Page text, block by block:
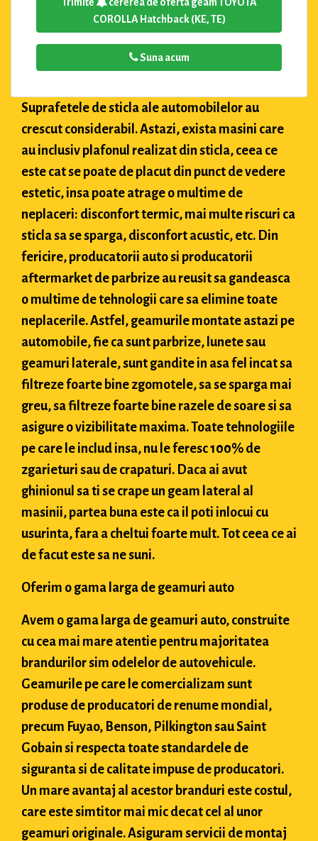
COROLLA Hatchback (KE, TE)
Suna acum
Suprafetele de sticla ale automobilelor au
crescut considerabil. Astazi, exista masini care
au inclusiv plafonul realizat din sticla, ceea ce
este cat se poate de placut din punct de vedere
estetic, insa poate atrage o multime de
neplaceri: disconfort termic, mai multe riscuri ca
sticla sa se sparga, disconfort acustic, etc. Din
fericire, producatorii auto si producatorii
aftermarket de parbrize au reusit sa gandeasca
o multime de tehnologii care sa elimine toate
neplacerile. Astfel, geamurile montate astazi pe
automobile, fie ca sunt parbrize, lunete sau
geamuri laterale, sunt gandite in asa fel incat sa
filtreze foarte bine zgomotele, sa se sparga mai
greu, sa filtreze foarte bine razele de soare si sa
asigure o vizibilitate maxima. Toate tehnologiile
pe care le includ insa, nu le feresc 100% de
zgarieturi sau de crapaturi. Daca ai avut
ghinionul sa ti se crape un geam lateral al
masinii, partea buna este ca il poti inlocui cu
usurinta, fara a cheltui foarte mult. Tot ceea ce ai
de facut este sa ne suni.
Oferim o gama larga de geamuri auto
Avem o gama larga de geamuri auto, construite
cu cea mai mare atentie pentru majoritatea
brandurilor sim odelelor de autovehicule.
Geamurile pe care le comercializam sunt
produse de producatori de renume mondial,
precum Fuyao, Benson, Pilkington sau Saint
Gobain si respecta toate standardele de
siguranta si de calitate impuse de producatori.
Un mare avantaj al acestor branduri este costul,
care este simtitor mai mic decat cel al unor
geamuri originale. Asiguram servicii de montaj